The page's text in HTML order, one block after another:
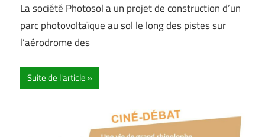
La société Photosol a un projet de construction d’un
parc photovoltaïque au sol le long des pistes sur
l’aérodrome des
Suite de l'article